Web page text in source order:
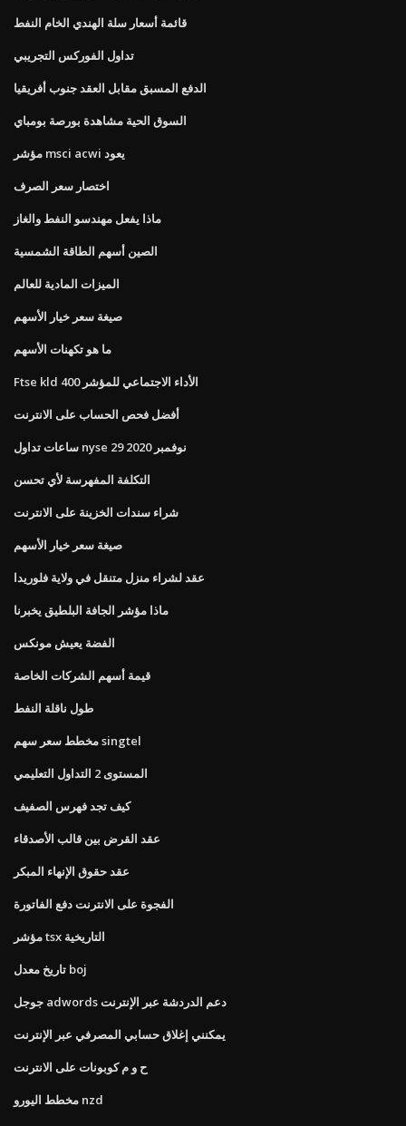
قائمة أسعار سلة الهندي الخام النفط
تداول الفوركس التجريبي
الدفع المسبق مقابل العقد جنوب أفريقيا
السوق الحية مشاهدة بورصة بومباي
مؤشر msci acwi يعود
اختصار سعر الصرف
ماذا يفعل مهندسو النفط والغاز
الصين أسهم الطاقة الشمسية
الميزات المادية للعالم
صيغة سعر خيار الأسهم
ما هو تكهنات الأسهم
Ftse kld 400 الأداء الاجتماعي للمؤشر
أفضل فحص الحساب على الانترنت
ساعات تداول nyse 29 نوفمبر 2020
التكلفة المفهرسة لأي تحسن
شراء سندات الخزينة على الانترنت
صيغة سعر خيار الأسهم
عقد لشراء منزل متنقل في ولاية فلوريدا
ماذا مؤشر الجافة البلطيق يخبرنا
الفضة يعيش مونكس
قيمة أسهم الشركات الخاصة
طول ناقلة النفط
مخطط سعر سهم singtel
المستوى 2 التداول التعليمي
كيف تجد فهرس الصفيف
عقد القرض بين قالب الأصدقاء
عقد حقوق الإنهاء المبكر
الفجوة على الانترنت دفع الفاتورة
مؤشر tsx التاريخية
تاريخ معدل boj
جوجل adwords دعم الدردشة عبر الإنترنت
يمكنني إغلاق حسابي المصرفي عبر الإنترنت
ح و م كوبونات على الانترنت
مخطط اليورو nzd